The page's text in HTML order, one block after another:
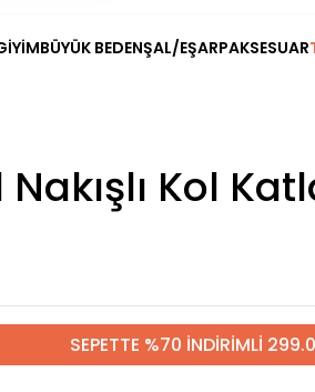
BÜYÜK BEDENŞAL/EŞARPAKSESUAR
Kol
SEPETTE %70 İNDİRİMLİ